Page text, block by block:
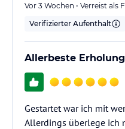
Vor 3 Wochen • Verreist als
Verifizierter Aufenthalt
Allerbeste Erholung
Gestartet war ich mit
Allerdings überlege ich